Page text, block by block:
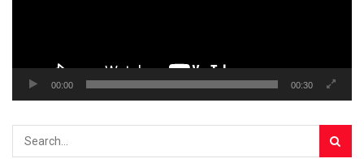
00:00 00:30